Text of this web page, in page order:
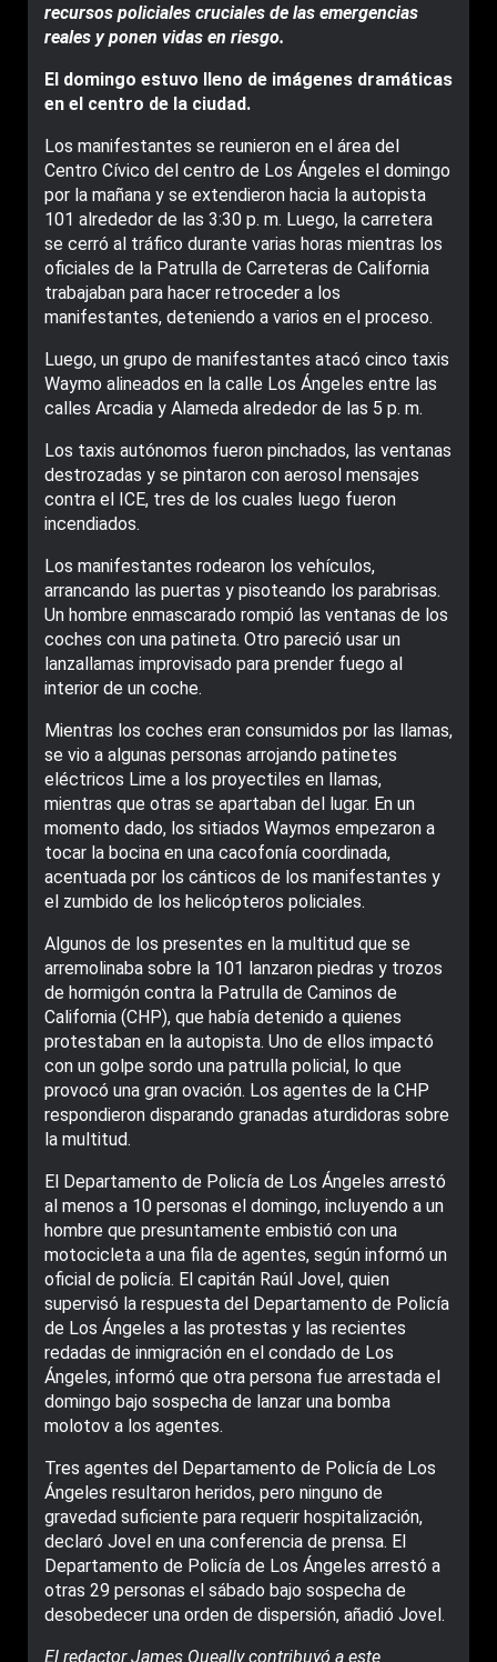
recursos policiales cruciales de las emergencias
reales y ponen vidas en riesgo.
El domingo estuvo lleno de imágenes dramáticas
en el centro de la ciudad.
Los manifestantes se reunieron en el área del
Centro Cívico del centro de Los Ángeles el domingo
por la mañana y se extendieron hacia la autopista
101 alrededor de las 3:30 p. m. Luego, la carretera
se cerró al tráfico durante varias horas mientras los
oficiales de la Patrulla de Carreteras de California
trabajaban para hacer retroceder a los
manifestantes, deteniendo a varios en el proceso.
Luego, un grupo de manifestantes atacó cinco taxis
Waymo alineados en la calle Los Ángeles entre las
calles Arcadia y Alameda alrededor de las 5 p. m.
Los taxis autónomos fueron pinchados, las ventanas
destrozadas y se pintaron con aerosol mensajes
contra el ICE, tres de los cuales luego fueron
incendiados.
Los manifestantes rodearon los vehículos,
arrancando las puertas y pisoteando los parabrisas.
Un hombre enmascarado rompió las ventanas de los
coches con una patineta. Otro pareció usar un
lanzallamas improvisado para prender fuego al
interior de un coche.
Mientras los coches eran consumidos por las llamas,
se vio a algunas personas arrojando patinetes
eléctricos Lime a los proyectiles en llamas,
mientras que otras se apartaban del lugar. En un
momento dado, los sitiados Waymos empezaron a
tocar la bocina en una cacofonía coordinada,
acentuada por los cánticos de los manifestantes y
el zumbido de los helicópteros policiales.
Algunos de los presentes en la multitud que se
arremolinaba sobre la 101 lanzaron piedras y trozos
de hormigón contra la Patrulla de Caminos de
California (CHP), que había detenido a quienes
protestaban en la autopista. Uno de ellos impactó
con un golpe sordo una patrulla policial, lo que
provocó una gran ovación. Los agentes de la CHP
respondieron disparando granadas aturdidoras sobre
la multitud.
El Departamento de Policía de Los Ángeles arrestó
al menos a 10 personas el domingo, incluyendo a un
hombre que presuntamente embistió con una
motocicleta a una fila de agentes, según informó un
oficial de policía. El capitán Raúl Jovel, quien
supervisó la respuesta del Departamento de Policía
de Los Ángeles a las protestas y las recientes
redadas de inmigración en el condado de Los
Ángeles, informó que otra persona fue arrestada el
domingo bajo sospecha de lanzar una bomba
molotov a los agentes.
Tres agentes del Departamento de Policía de Los
Ángeles resultaron heridos, pero ninguno de
gravedad suficiente para requerir hospitalización,
declaró Jovel en una conferencia de prensa. El
Departamento de Policía de Los Ángeles arrestó a
otras 29 personas el sábado bajo sospecha de
desobedecer una orden de dispersión, añadió Jovel.
El redactor James Queally contribuyó a este